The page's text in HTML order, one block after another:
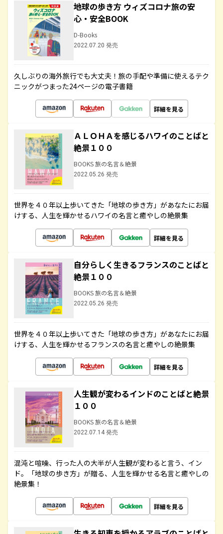
地球の歩き方 ウィズコロナ旅の安
心・安全BOOK
D-Books
2022.07.20 発売
久しぶりの海外旅行でも大丈夫！旅の手配や準備に使えるテク
ニックがつまった24ページの電子書籍
詳細を見る
ＡＬＯＨＡを感じるハワイのことばと
絶景１００
BOOKS 旅の名言＆絶景
2022.05.26 発売
世界を４０年以上歩いてきた「地球の歩き方」があなたにお届
けする、人生を輝かせるハワイの名言と癒やしの絶景集
詳細を見る
自分らしく生きるフランスのことばと
絶景１００
BOOKS 旅の名言＆絶景
2022.05.26 発売
世界を４０年以上歩いてきた「地球の歩き方」があなたにお届
けする、人生を輝かせるフランスの名言と癒やしの絶景集
詳細を見る
人生観が変わるインドのことばと絶景
１００
BOOKS 旅の名言＆絶景
2022.07.14 発売
混沌と喧噪、行った人の大半が人生観が変わると言う、イン
ド。「地球の歩き方」が贈る、人生を輝かせる名言と癒やしの
絶景集！
詳細を見る